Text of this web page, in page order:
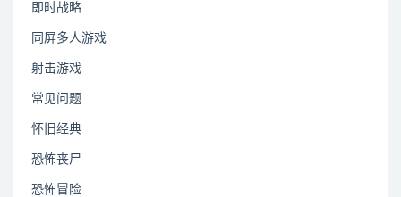
即时战略
同屏多人游戏
射击游戏
常见问题
怀旧经典
恐怖丧尸
恐怖冒险